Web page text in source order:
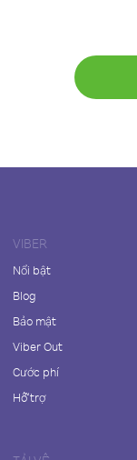
VIBER
Nổi bật
Blog
Bảo mật
Viber Out
Cước phí
Hỗ trợ